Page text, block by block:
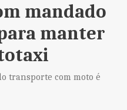
mandado
manter
transporte com moto é